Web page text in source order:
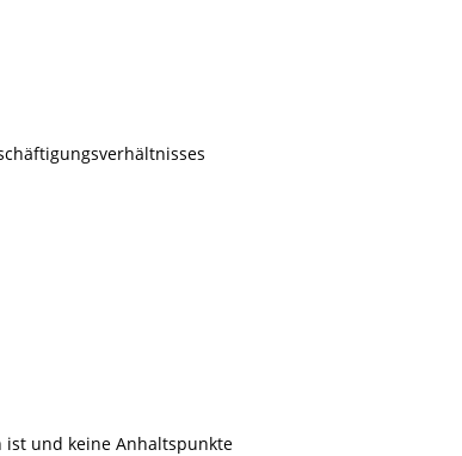
und keine Anhaltspunkte